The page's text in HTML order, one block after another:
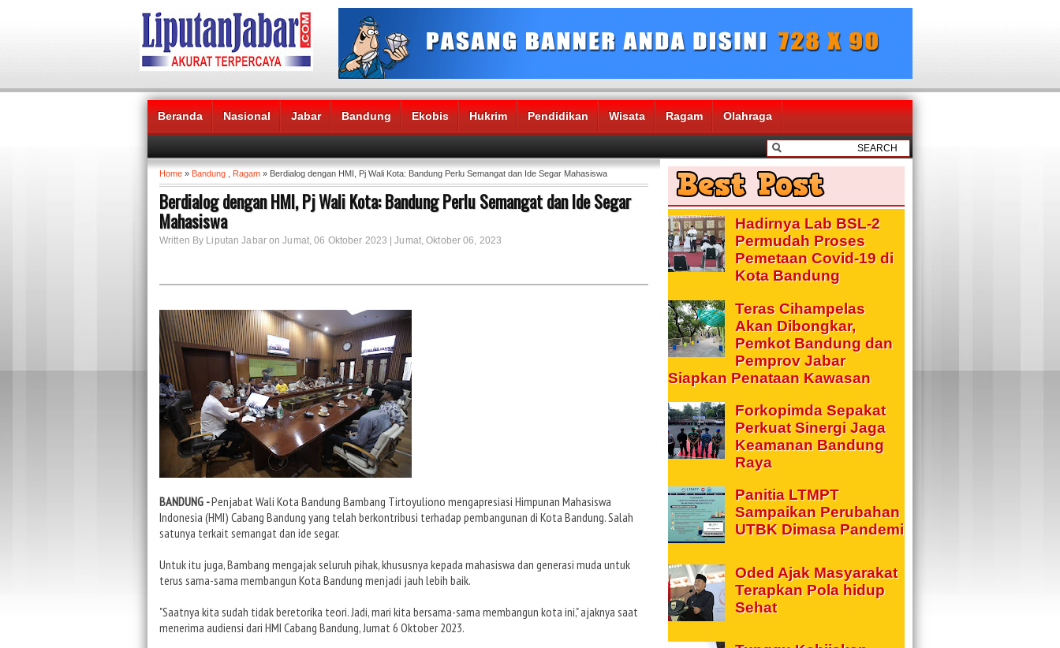
Beranda Nasional Jabar Bandung Ekobis Hukrim Pendidikan Wisata Ragam Olahraga
Headlines News :
Home » Bandung Ragam » Berdialog dengan HMI, Pj Wali Kota: Bandung Perlu Semangat dan Ide Segar Mahasiswa
Berdialog dengan HMI, Pj Wali Kota: Bandung Perlu Semangat dan Ide Segar
Mahasiswa
Written By Liputan Jabar on Jumat, 06 Oktober 2023 | Jumat, Oktober 06, 2023
BANDUNG -Penjabat Wali Kota Bandung Bambang Tirtoyuliono mengapresiasi Himpunan Mahasiswa
Indonesia (HMI) Cabang Bandung yang telah berkontribusi terhadap pembangunan di Kota Bandung. Salah
satunya terkait semangat dan ide segar.
Untuk itu juga, Bambang mengajak seluruh pihak, khususnya kepada mahasiswa dan generasi muda untuk
terus sama-sama membangun Kota Bandung menjadi jauh lebih baik.
"Saatnya kita sudah tidak beretorika teori. Jadi, mari kita bersama-sama membangun kota ini," ajaknya saat
menerima audiensi dari HMI Cabang Bandung, Jumat 6 Oktober 2023.
Hadirnya Lab BSL-2
Permudah Proses
Pemetaan Covid-19 di
Kota Bandung
Teras Cihampelas
Akan Dibongkar,
Pemkot Bandung dan
Pemprov Jabar
Siapkan Penataan Kawasan
Forkopimda Sepakat
Perkuat Sinergi Jaga
Keamanan Bandung
Raya
Panitia LTMPT
Sampaikan Perubahan
UTBK Dimasa Pandemi
Oded Ajak Masyarakat
Terapkan Pola hidup
Sehat